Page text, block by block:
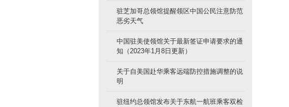
驻芝加哥总领馆提醒领区中国公民注意防范
恶劣天气
中国驻美使领馆关于最新签证申请要求的通
知（2023年1月8日更新）
关于自美国赴华乘客远端防控措施调整的说
明
驻纽约总领馆发布关于东航一航班乘客双检